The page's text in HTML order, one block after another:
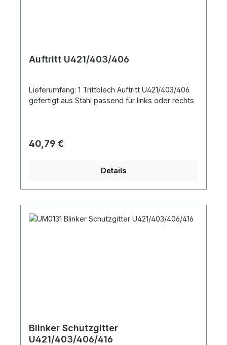
Auftritt U421/403/406
Lieferumfang: 1 Trittblech Auftritt U421/403/406
gefertigt aus Stahl passend für links oder rechts
Regulärer Preis:
40,79 €
Details
Blinker Schutzgitter
U421/403/406/416